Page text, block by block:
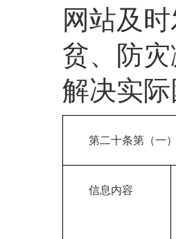
网站及
贫、防
解决实
第二十条第（一
信息内容